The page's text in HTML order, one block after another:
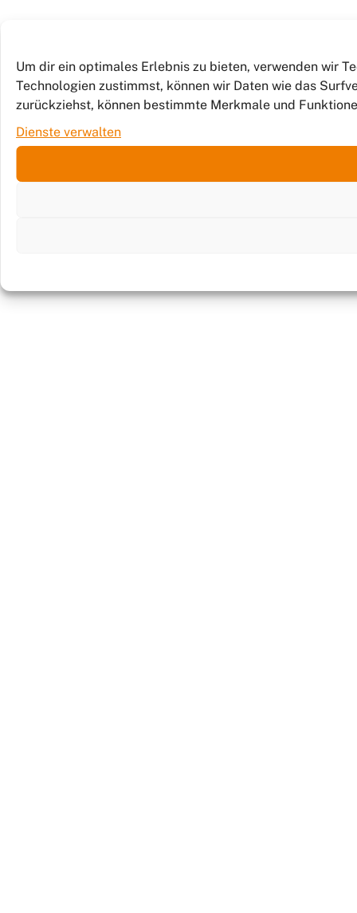
Um dir ein optimales Erlebnis zu bieten, verwenden wir
Technologien zustimmst, können wir Daten wie das
zurückziehst, können bestimmte Merkmale und
Dienste verwalten